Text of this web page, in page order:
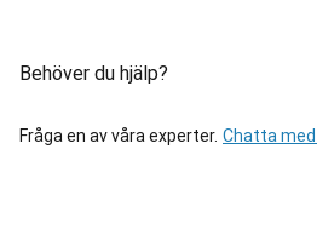
Behöver du hjälp?
Fråga en av våra experter. Chatta